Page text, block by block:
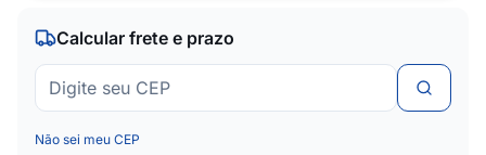
Calcular frete e prazo
Não sei meu CEP